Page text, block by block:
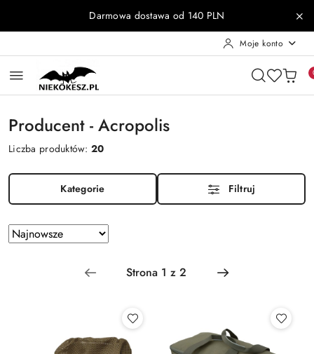
Przejdź do treści głównej
Przejdź do wyszukiwarki
Przejdź do moje konto
Przejdź do menu głównego
Przejdź do stopkiDarmowa dostawa od 140 PLN
Moje konto
Producent - Acropolis
Liczba produktów:20
Kategorie Filtruj
Zastosowano
sortowanie:
Sortuj
według